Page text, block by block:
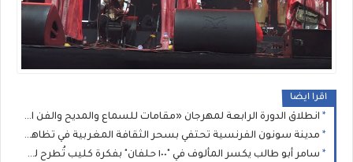
اقرا ايضا
انطلاق الدورة الرابعة لمهرجان «مقامات للسماع والمديح والفن العيساوي» بالمدينة العتيقة للدار البيضاء
مدينة سونون الفرنسية تحتفي بسحر الثقافة المغربية في تظاهرة "أحاسيس المغرب"
سامر أبو طالب يكسر المألوف في "١٠٠ حلفان" بفكرة كليب تُطرح للمرة الأولى